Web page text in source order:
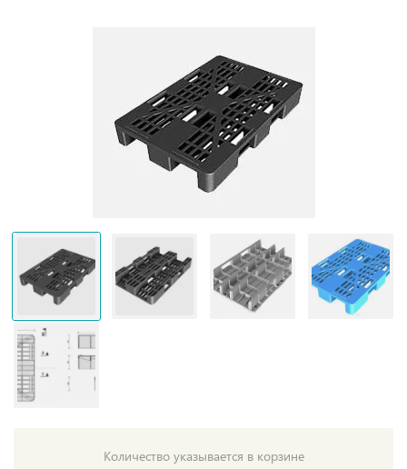
Количество указывается в корзине